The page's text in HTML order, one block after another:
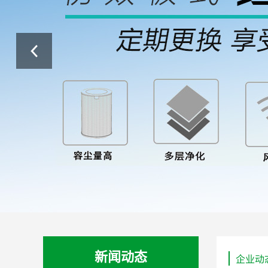
新闻动态 企业动